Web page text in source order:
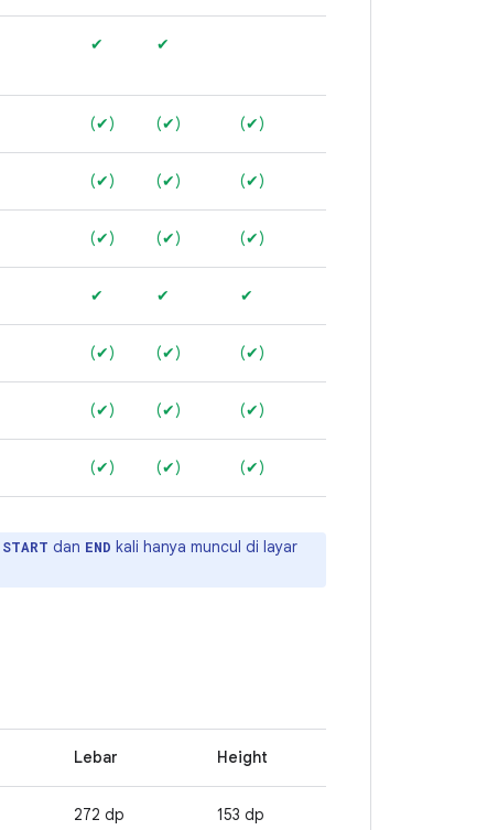
✔ ✔
(✔) (✔) (✔)
(✔) (✔) (✔)
(✔) (✔) (✔)
✔ ✔ ✔
(✔) (✔) (✔)
(✔) (✔) (✔)
(✔) (✔) (✔)
START dan END kali hanya muncul di layar
Lebar Height
272 dp 153 dp